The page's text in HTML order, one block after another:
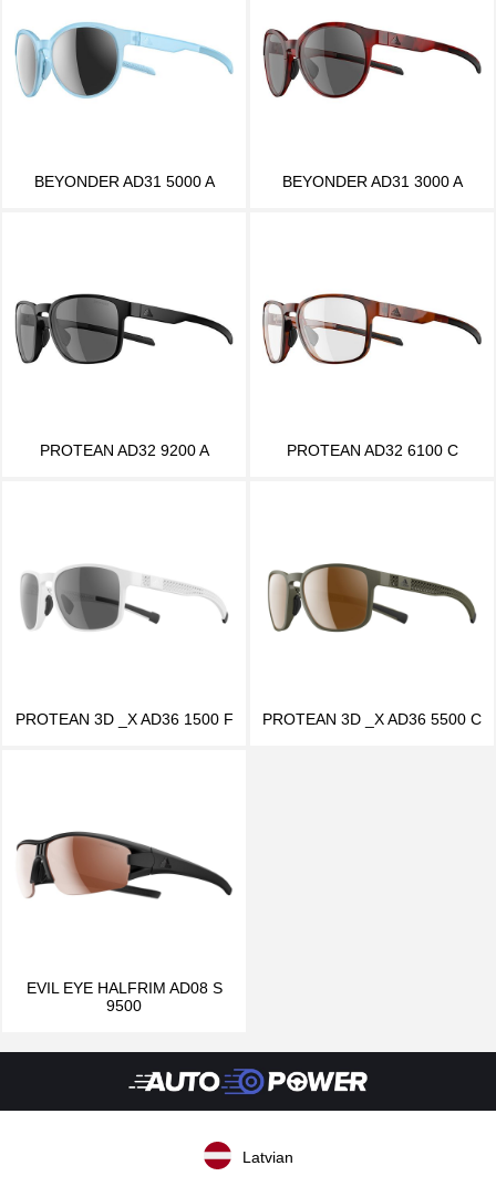
BEYONDER AD31 5000 A BEYONDER AD31 3000 A
PROTEAN AD32 9200 A PROTEAN AD32 6100 C
PROTEAN 3D _X AD36 1500 F PROTEAN 3D _X AD36 5500 C
EVIL EYE HALFRIM AD08 S
9500
Latvian